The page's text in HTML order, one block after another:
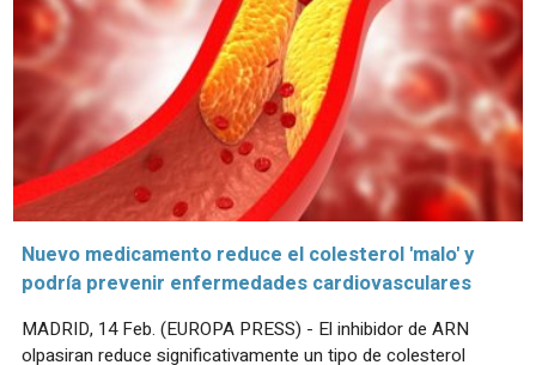
Nuevo medicamento reduce el colesterol 'malo' y
podría prevenir enfermedades cardiovasculares
MADRID, 14 Feb. (EUROPA PRESS) - El inhibidor de ARN
olpasiran reduce significativamente un tipo de colesterol